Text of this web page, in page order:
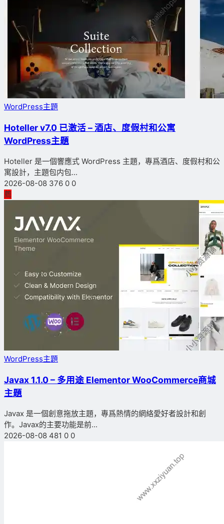
WordPress主題
Hoteller v7.0 已激活 – 酒店、度假村和公寓
WordPress主題
Hoteller 是一個響應式 WordPress 主題，專爲酒店、度假村和公
寓設計，主題包内包...
2026-08-08 376 0 0
薦
WordPress主題
Javax 1.1.0 – 多用途 Elementor WooCommerce商城
主題
Javax 是一個創意拖放主題，專爲熱情的網絡愛好者設計和創
作。Javax的主要功能是前...
2026-08-08 481 0 0